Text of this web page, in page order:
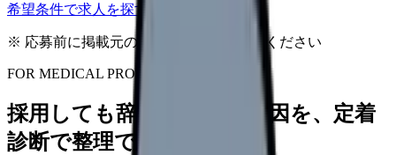
希望条件で求人を探す
※ 応募前に掲載元の最新情報を確認してください
FOR MEDICAL PROVIDERS
採用しても辞めてしまう原因を、定着
診断で整理できます